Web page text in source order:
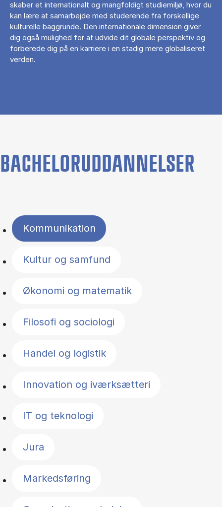
skaber et internationalt og mangfoldigt studiemiljø, hvor du
kan lære at samarbejde med studerende fra forskellige
kulturelle baggrunde. Den internationale dimension giver
dig også mulighed for at udvide dit globale perspektiv og
forberede dig på en karriere i en stadig mere globaliseret
verden.
BACHELORUDDANNELSER
Filter by topics
Kommunikation
Kultur og samfund
Økonomi og matematik
Filosofi og sociologi
Handel og logistik
Innovation og iværksætteri
IT og teknologi
Jura
Markedsføring